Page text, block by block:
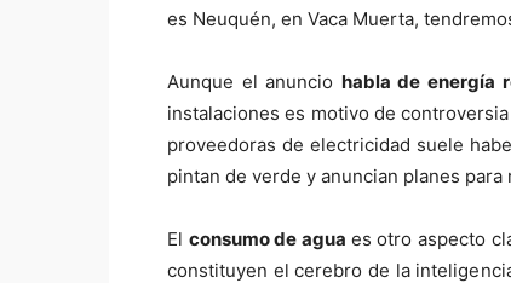
es Neuquén, en Vaca Muerta,
Aunque el anuncio habla de energía
instalaciones es motivo de
proveedoras de electricidad suele
pintan de verde y anuncian planes
El consumo de agua es otro aspecto
constituyen el cerebro de la